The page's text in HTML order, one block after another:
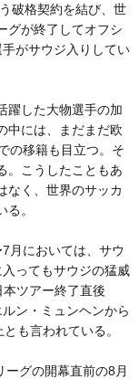
破格契約を結び、世
グが終了してオフシ
がサウジ入りしてい
躍した大物選手の加
中には、まだまだ欧
の移籍も目立つ。そ
。こうしたこともあ
なく、世界のサッカ
。
月においては、サウ
ってもサウジの猛威
ツアー終了直後
ン・ミュンヘンから
も言われている。
グの開幕直前の8月